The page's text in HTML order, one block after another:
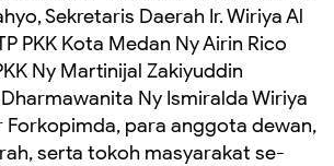
Sekretaris Daerah Ir. Wiriya Al
PKK Kota Medan Ny Airin Rico
Ny Martinijal Zakiyuddin
Ny Ismiralda Wiriya
Forkopimda, para anggota dewan,
serta tokoh masyarakat se-